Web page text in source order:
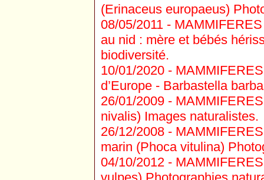
(Erinaceus europaeus)
08/05/2011 -
au nid : mère et bébés
biodiversité.
10/01/2020 -
d’Europe - Barbastella
26/01/2009 -
nivalis) Images naturalistes.
26/12/2008 -
marin (Phoca vitulina)
04/10/2012 -